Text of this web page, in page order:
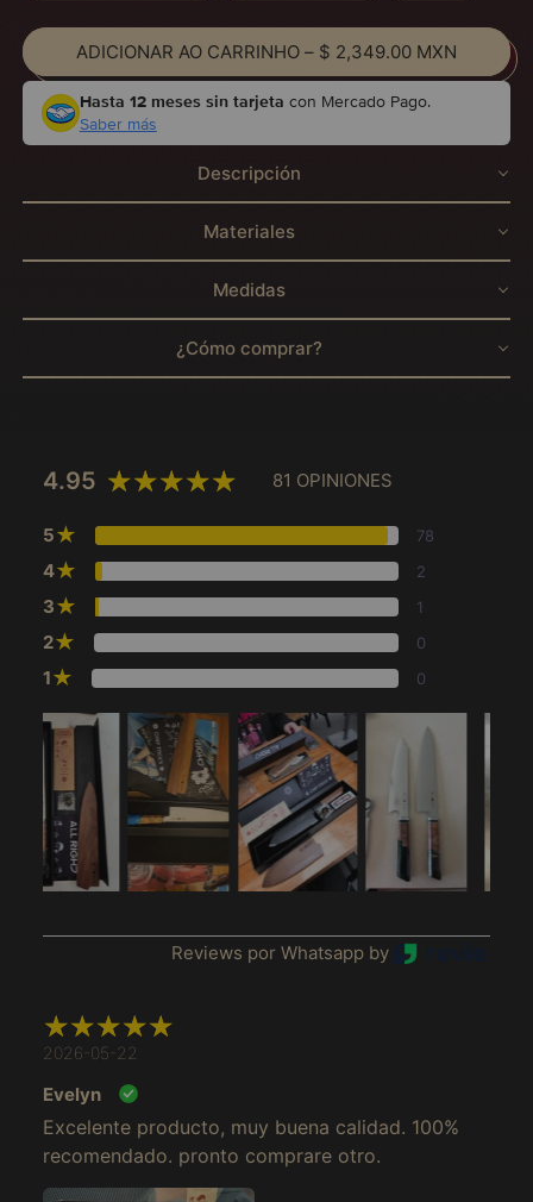
ADICIONAR AO CARRINHO – $ 2,349.00 MXN
Hasta 12 meses sin tarjeta con Mercado Pago.
Saber más
Descripción
Materiales
Medidas
¿Cómo comprar?
4.95 81 OPINIONES
5★ 78
4★ 2
3★ 1
2★ 0
1★ 0
Reviews por Whatsapp by
2026-05-22
Evelyn
Excelente producto, muy buena calidad. 100%
recomendado. pronto comprare otro.
Afeganistão (MXN $)
África do Sul (MXN
$)
Albânia (MXN $)